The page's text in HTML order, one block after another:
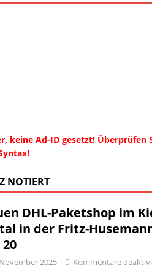
keine Ad-ID gesetzt! Überprüfen
NOTIERT
DHL-Paketshop im
in der Fritz-
2025 Kommentare